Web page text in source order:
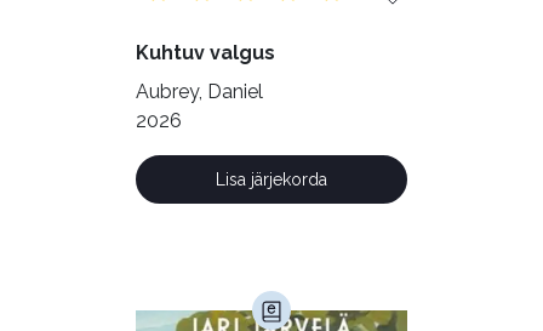
Kuhtuv valgus
Aubrey, Daniel
2026
Lisa järjekorda